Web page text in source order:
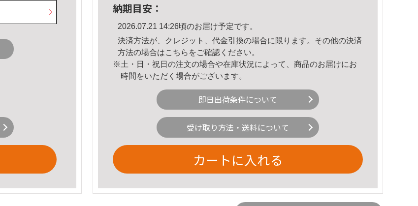
納期目安：
2026.07.21 14:26頃のお届け予定です。
決済方法が、クレジット、代金引換の場合に限ります。その他の決済
方法の場合はこちら をご確認ください。
※土・日・祝日の注文の場合や在庫状況によって、商品のお届けにお
時間をいただく場合がございます。
即日出荷条件について
受け取り方法・送料について
カートに入れる